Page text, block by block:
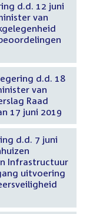
d.d. 12 juni
van
d.d. 18
van
Raad
17 juni 2019
d.d. 7 juni
Infrastructuur
uitvoering